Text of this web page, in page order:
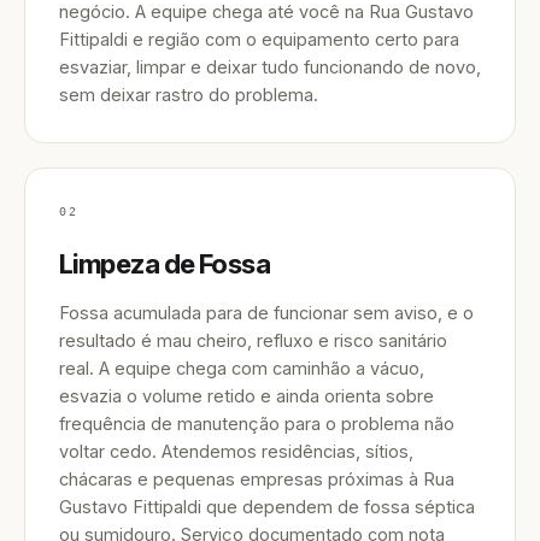
negócio. A equipe chega até você na Rua Gustavo
Fittipaldi e região com o equipamento certo para
esvaziar, limpar e deixar tudo funcionando de novo,
sem deixar rastro do problema.
02
Limpeza de Fossa
Fossa acumulada para de funcionar sem aviso, e o
resultado é mau cheiro, refluxo e risco sanitário
real. A equipe chega com caminhão a vácuo,
esvazia o volume retido e ainda orienta sobre
frequência de manutenção para o problema não
voltar cedo. Atendemos residências, sítios,
chácaras e pequenas empresas próximas à Rua
Gustavo Fittipaldi que dependem de fossa séptica
ou sumidouro. Serviço documentado com nota